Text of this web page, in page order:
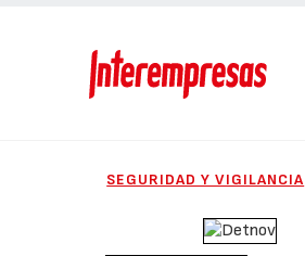
SEGURIDAD Y VIGILANCIA